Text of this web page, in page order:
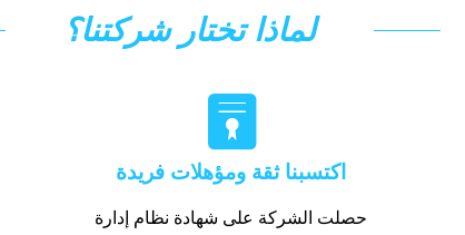
لماذا تختار شركتنا؟

اكتسبنا ثقة ومؤهلات فريدة
حصلت الشركة على شهادة نظام إدارة